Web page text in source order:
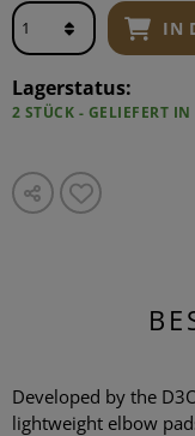
IN
Lagerstatus:
2 STÜCK - GELIEFERT
Developed by the
lightweight elbow